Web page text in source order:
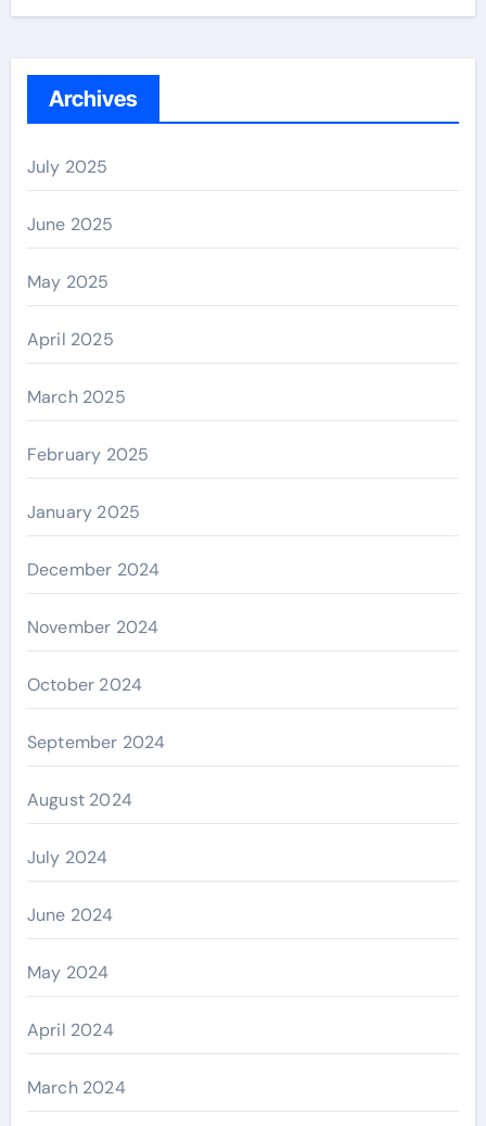
Archives
July 2025
June 2025
May 2025
April 2025
March 2025
February 2025
January 2025
December 2024
November 2024
October 2024
September 2024
August 2024
July 2024
June 2024
May 2024
April 2024
March 2024